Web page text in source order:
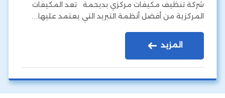
شركة تنظيف مكيفات مركزي بديحمة تعد المكيفات
المركزية من أفضل أنظمة التبريد التي يعتمد عليها…
المزيد